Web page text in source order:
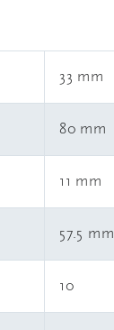
33 mm
80 mm
11 mm
57.5 mm
10